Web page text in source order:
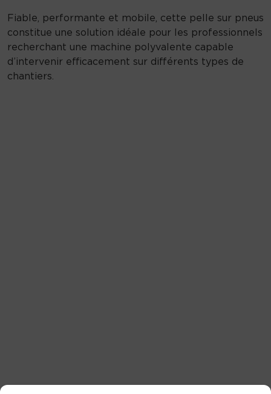
Fiable, performante et mobile, cette pelle sur pneus
constitue une solution idéale pour les professionnels
recherchant une machine polyvalente capable
d’intervenir efficacement sur différents types de
chantiers.